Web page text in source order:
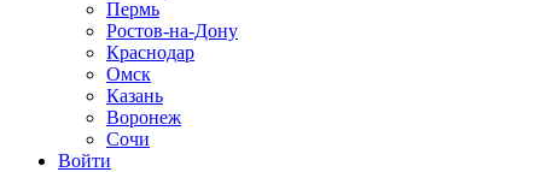
Пермь
Ростов-на-Дону
Краснодар
Омск
Казань
Воронеж
Сочи
Войти